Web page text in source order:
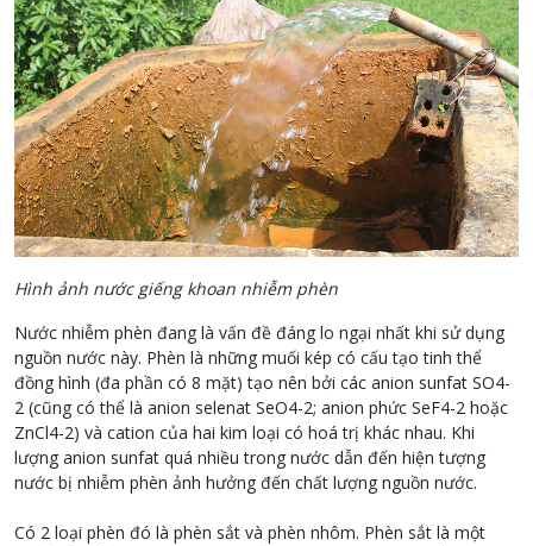
Hình ảnh nước giếng khoan nhiễm phèn
Nước nhiễm phèn đang là vấn đề đáng lo ngại nhất khi sử dụng
nguồn nước này. Phèn là những muối kép có cấu tạo tinh thể
đồng hình (đa phần có 8 mặt) tạo nên bởi các anion sunfat SO4-
2 (cũng có thể là anion selenat SeO4-2; anion phức SeF4-2 hoặc
ZnCl4-2) và cation của hai kim loại có hoá trị khác nhau. Khi
lượng anion sunfat quá nhiều trong nước dẫn đến hiện tượng
nước bị nhiễm phèn ảnh hưởng đến chất lượng nguồn nước.
Có 2 loại phèn đó là phèn sắt và phèn nhôm. Phèn sắt là một